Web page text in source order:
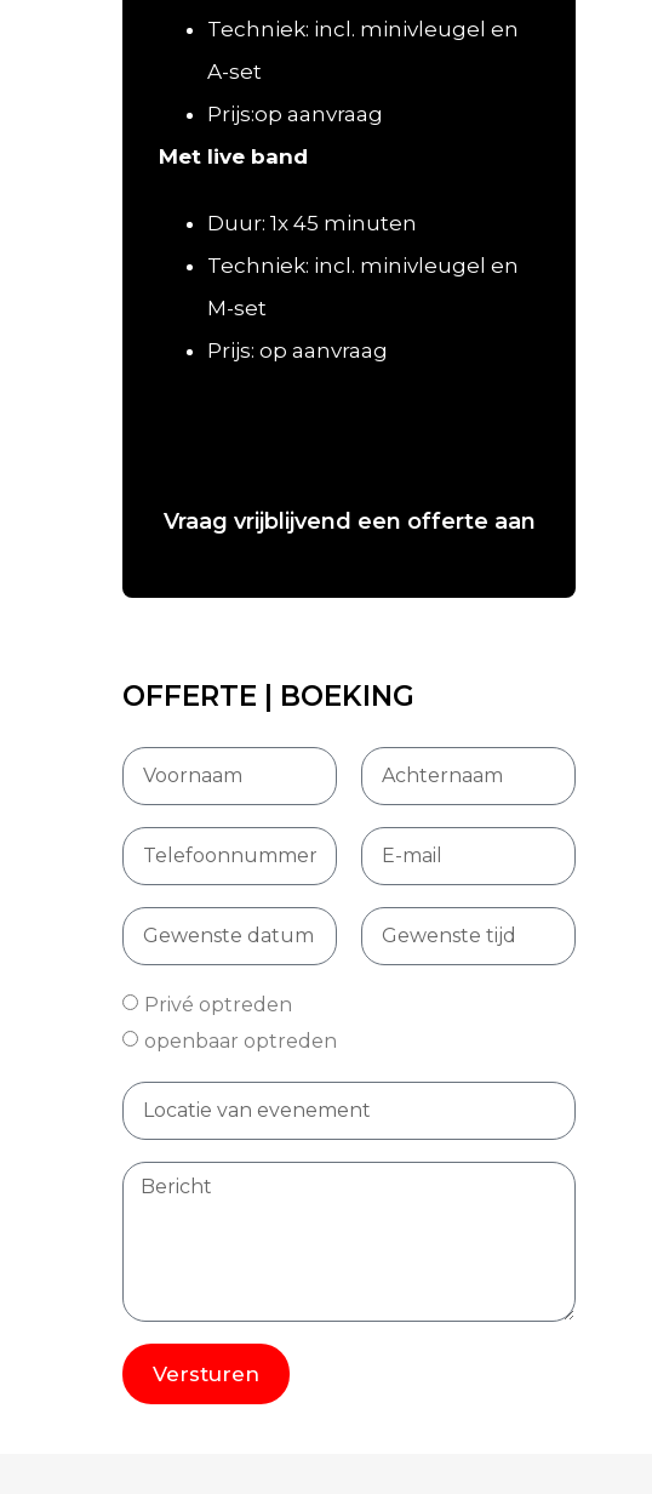
Techniek: incl. minivleugel en
A-set
Prijs:op aanvraag
Met live band
Duur: 1x 45 minuten
Techniek: incl. minivleugel en
M-set
Prijs: op aanvraag
Vraag vrijblijvend een offerte aan
OFFERTE | BOEKING
Privé optreden
openbaar optreden
Versturen